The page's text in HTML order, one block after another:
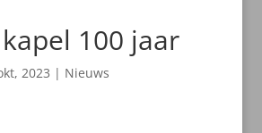
100 jaar
2023 | Nieuws